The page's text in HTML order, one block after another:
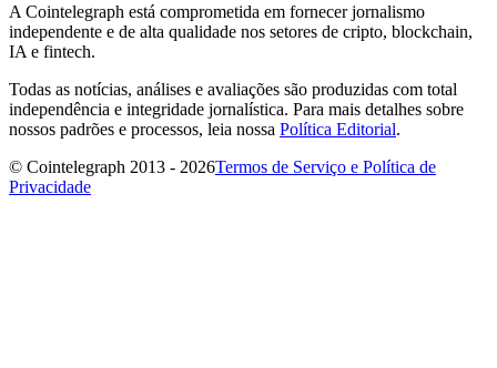
A Cointelegraph está comprometida em fornecer jornalismo
independente e de alta qualidade nos setores de cripto, blockchain,
IA e fintech.
Todas as notícias, análises e avaliações são produzidas com total
independência e integridade jornalística. Para mais detalhes sobre
nossos padrões e processos, leia nossa Política Editorial.
© Cointelegraph 2013 - 2026Termos de Serviço e Política de
Privacidade